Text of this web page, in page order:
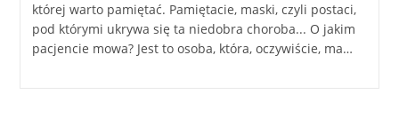
której warto pamiętać. Pamiętacie, maski, czyli postaci,
pod którymi ukrywa się ta niedobra choroba... O jakim
pacjencie mowa? Jest to osoba, która, oczywiście, ma…